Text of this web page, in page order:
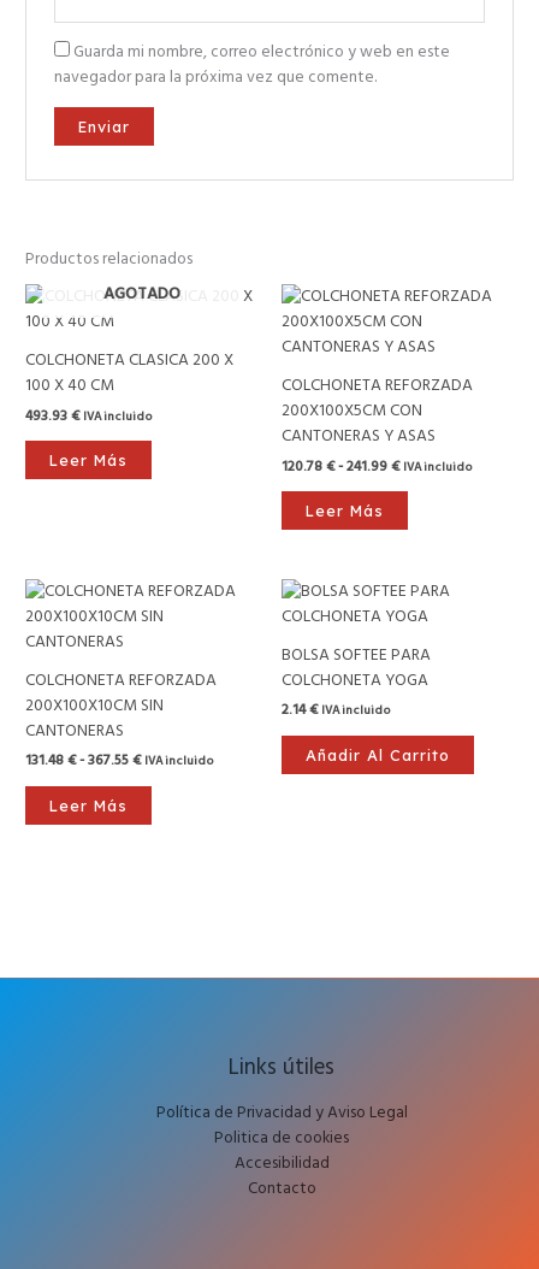
Guarda mi nombre, correo electrónico y web en este
navegador para la próxima vez que comente.
Productos relacionados
AGOTADO
COLCHONETA CLASICA 200 X
100 X 40 CM
493.93€ IVA incluido
Leer Más
COLCHONETA REFORZADA
200X100X5CM CON
CANTONERAS Y ASAS
120.78€-241.99€
Rango
de
precios:
desde
hasta
241.99 €
IVA incluido
Leer Más
COLCHONETA REFORZADA
200X100X10CM SIN
CANTONERAS
131.48€-367.55€
Rango
de
precios:
hasta
367.55 €
IVA incluido
Leer Más
BOLSA SOFTEE PARA
COLCHONETA YOGA
2.14€ IVA incluido
Añadir Al Carrito
Links útiles
Política de Privacidad y Aviso Legal
Politica de cookies
Accesibilidad
Contacto